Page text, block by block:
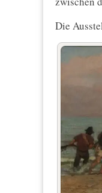
Die